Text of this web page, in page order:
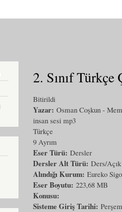
2. Sınıf Türkçe
Bitirildi
Yazar: Osman Coşkun -
insan sesi mp3
Türkçe
9 Ayrım
Eser Türü: Dersler
Dersler Alt Türü: Ders/
Alındığı Kurum: Eureko
Eser Boyutu: 223,68 MB
Konusu:
Sisteme Giriş Tarihi: